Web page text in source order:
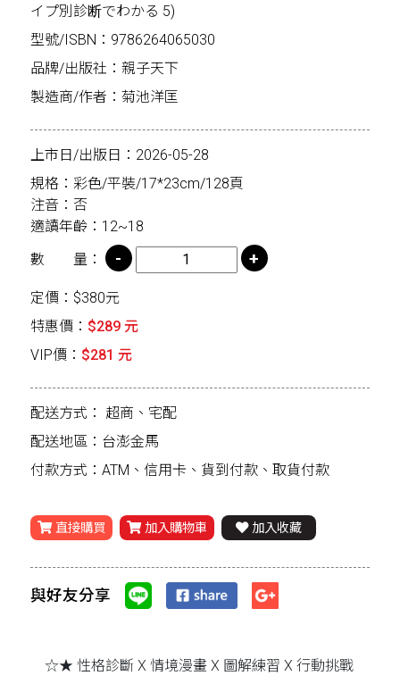
イプ別診断でわかる 5)
型號/ISBN：9786264065030
品牌/出版社：親子天下
製造商/作者：菊池洋匡
上市日/出版日：2026-05-28
規格：彩色/平裝/17*23cm/128頁
注音：否
適讀年齡：12~18
數 量：
定價：$380元
特惠價： $289 元
VIP價： $281 元
配送方式： 超商、宅配
配送地區：台澎金馬
付款方式：ATM、信用卡、貨到付款、取貨付款
直接購買 加入購物車 加入收藏
與好友分享
☆★ 性格診斷 X 情境漫畫 X 圖解練習 X 行動挑戰